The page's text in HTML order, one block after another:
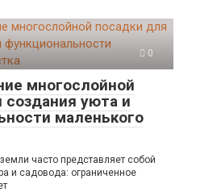
0
многослойной
создания уюта и
маленького
часто представляет собой
и садовода: ограниченное